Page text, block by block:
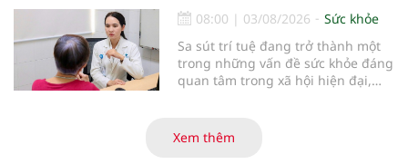
Đô đưa vào hoạt động ngày 1/8.
08:00 | 03/08/2026
Sức khỏe
Sa sút trí tuệ đang trở thành một
trong những vấn đề sức khỏe đáng
quan tâm trong xã hội hiện đại,
triệu người trên thế giới đang
sống chung với bệnh, trong đó
Xem thêm